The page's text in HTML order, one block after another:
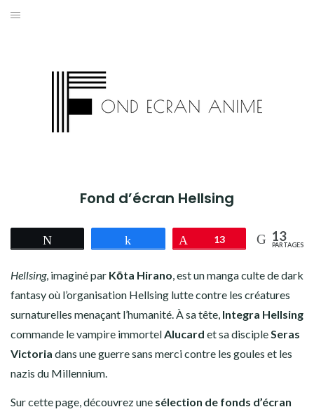
Aller
Fond d’écran Hellsing
Partagez Épingle
13 13
PARTAGES
Hellsing, imaginé par Kōta Hirano, est un manga culte de dark
fantasy où l’organisation Hellsing lutte contre les créatures
surnaturelles menaçant l’humanité. À sa tête, Integra Hellsing
commande le vampire immortelAlucard et sa discipleSeras
Victoria dans une guerre sans merci contre les goules et les
nazis du Millennium.
Sur cette page, découvrez une sélection de fonds d’écran
ASSASSINATION CLASSROOM
BORUTO
CHAINSAW MAN
COWBOY BEBOP
DEATH NOTE